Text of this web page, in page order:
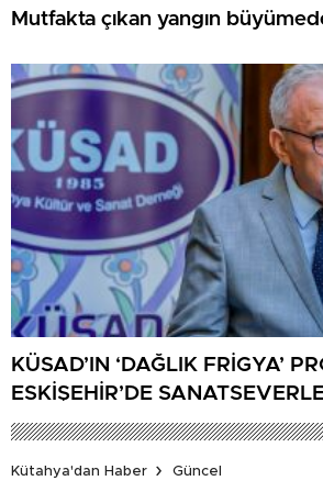
Mutfakta çıkan yangın
KÜSAD’IN ‘DAĞLIK FRİGYA’
ESKİŞEHİR’DE
BULUŞUYOR
Kütahya'dan Haber
Güncel